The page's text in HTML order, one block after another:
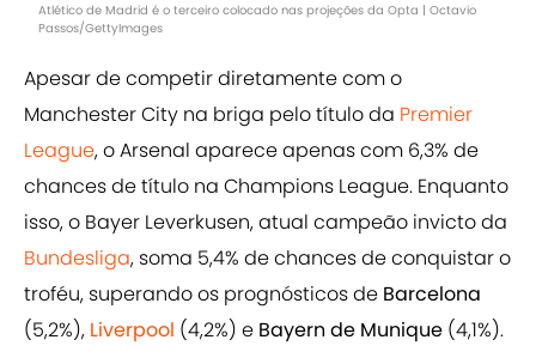
Atlético de Madrid é o terceiro colocado nas projeções da Opta | Octavio
Passos/GettyImages
Apesar de competir diretamente com o
Manchester City na briga pelo título da Premier
League, o Arsenal aparece apenas com 6,3% de
chances de título na Champions League. Enquanto
isso, o Bayer Leverkusen, atual campeão invicto da
Bundesliga, soma 5,4% de chances de conquistar o
troféu, superando os prognósticos de Barcelona
(5,2%), Liverpool (4,2%) e Bayern de Munique (4,1%).